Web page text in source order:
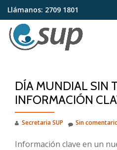
Saltar
contenido
Llámanos: 2709 1801
DÍA MUNDIAL SIN
INFORMACIÓN
Secretaria SUP Sin
Información clave en un